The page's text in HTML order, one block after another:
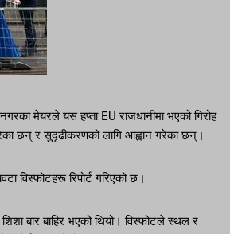
मेयरले यस हप्ता EU राजधानीमा भएको गिरोह
छन् र सुदृढीकरणको लागि आह्वान गरेका छन्।
विस्फोटहरू रिपोर्ट गरिएको छ।
बार बाहिर भएको थियो। विस्फोटले स्थल र